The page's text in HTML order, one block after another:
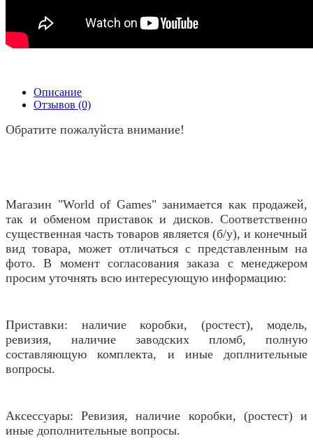
Описание
Отзывов (0)
Обратите пожалуйста внимание!
Магазин "World of Games" занимается как продажей,
так и обменом приставок и дисков. Соответственно
существенная часть товаров является (б/у), и конечный
вид товара, может отличаться с представленным на
фото. В момент согласования заказа с менеджером
просим уточнять всю интересующую информацию:
Приставки: наличие коробки, (ростест), модель,
ревизия, наличие заводских пломб, полную
составляющую комплекта, и иные доплнительные
вопросы.
Аксессуары: Ревизия, наличие коробки, (ростест) и
иные дополнительные вопросы.